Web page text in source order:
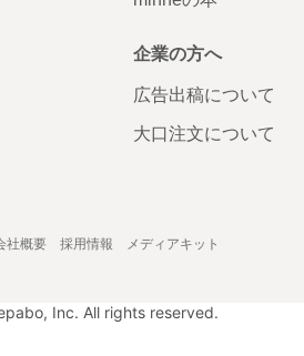
企業の方へ
広告出稿について
大口注文について
社概要 採用情報 メディアキット
Inc. All rights reserved.